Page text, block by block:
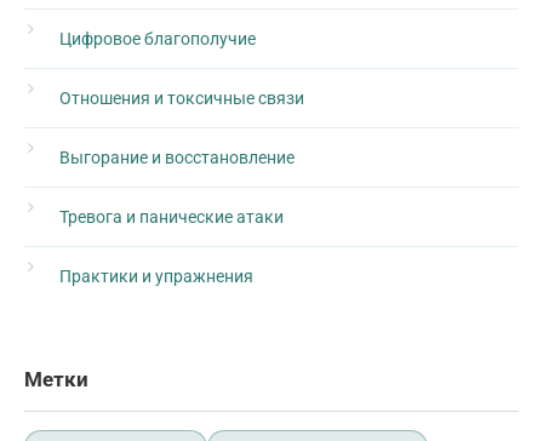
Цифровое благополучие
Отношения и токсичные связи
Выгорание и восстановление
Тревога и панические атаки
Практики и упражнения
Метки